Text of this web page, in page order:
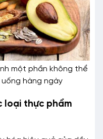
một phần không thể
hàng ngày
loại thực phẩm